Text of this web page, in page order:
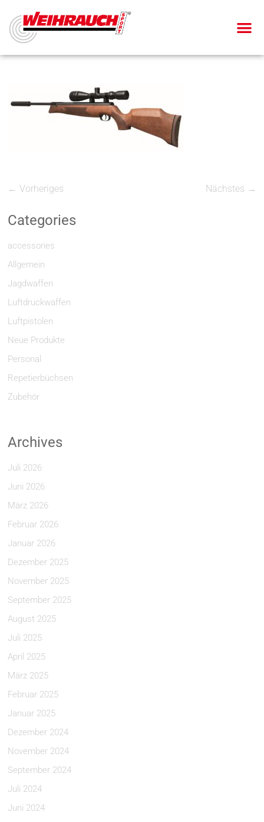
← Vorheriges Nächstes →
Categories
accessories
Allgemein
Jagdwaffen
Luftdruckwaffen
Luftpistolen
Neue Produkte
Personal
Repetierbüchsen
Zubehör
Archives
Juli 2026
Juni 2026
März 2026
Februar 2026
Januar 2026
Dezember 2025
November 2025
September 2025
August 2025
Juli 2025
April 2025
März 2025
Februar 2025
Januar 2025
Dezember 2024
November 2024
September 2024
Juli 2024
Juni 2024